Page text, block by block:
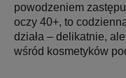
powodzeniem
oczy 40+, to
działa – delikatnie,
wśród kosmetyków